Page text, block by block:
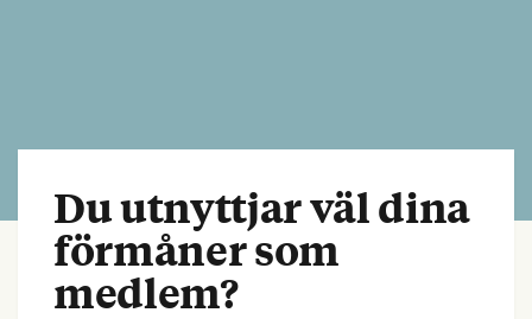
Du utnyttjar väl dina
förmåner som
medlem?